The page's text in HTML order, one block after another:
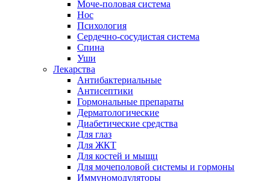
Моче-половая система
Нос
Психология
Сердечно-сосудистая система
Спина
Уши
Лекарства
Антибактериальные
Антисептики
Гормональные препараты
Дерматологические
Диабетические средства
Для глаз
Для ЖКТ
Для костей и мыщц
Для мочеполовой системы и гормоны
Иммуномодуляторы